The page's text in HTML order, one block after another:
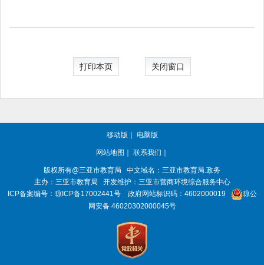
打印本页 关闭窗口
移动版 ｜ 电脑版
网站地图 ｜ 联系我们 ｜
版权所有@三亚市教育局
中文域名：三亚市教育局.政务
主办：三亚市教育局
开发维护：三亚市营商环境综合服务中心
ICP备案编号： 琼ICP备17002441号 政府网站标识码： 4602000019
琼公
网安备 46020302000045号